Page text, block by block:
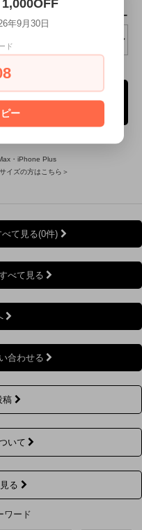
ケースカラー
き
・iPhone Plus
イズの方はこちら＞
て見る(0件)
べて見る
合わせる
稿
いて
る
ワード
年9月30日
ド
ー